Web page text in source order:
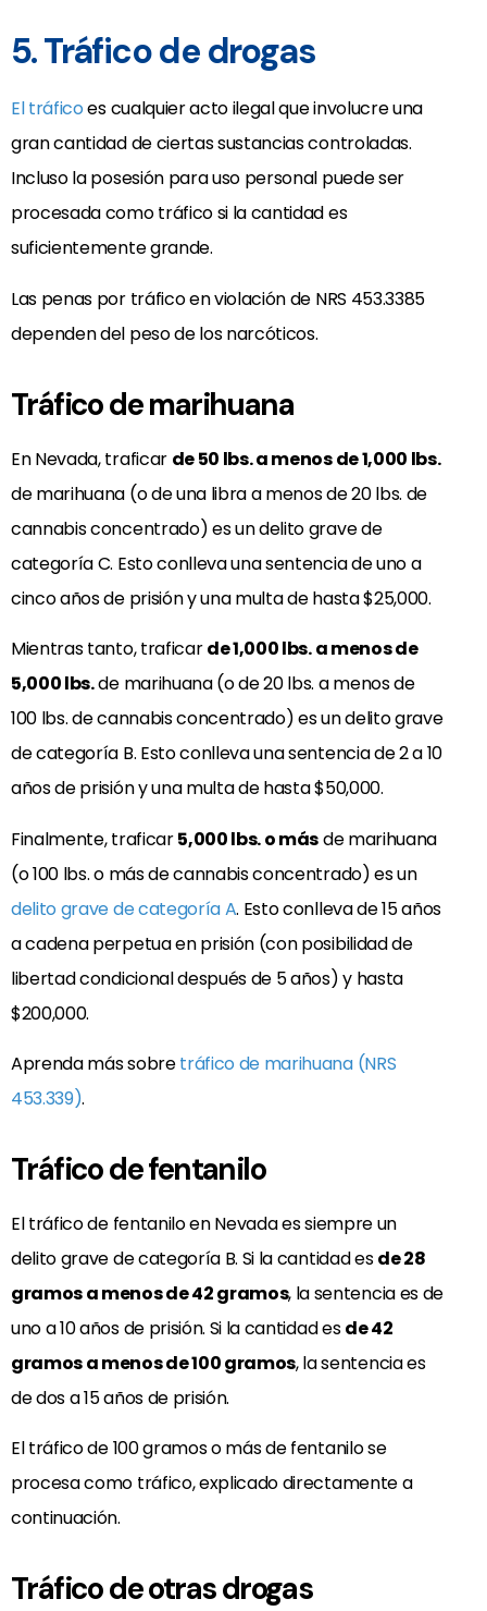
5. Tráfico de drogas
El tráficoes cualquier acto ilegal que involucre una
gran cantidad de ciertas sustancias controladas.
Incluso la posesión para uso personal puede ser
procesada como tráfico si la cantidad es
suficientemente grande.
Las penas por tráfico en violación de NRS 453.3385
dependen del peso de los narcóticos.
Tráfico de marihuana
En Nevada, traficar de 50 lbs. a menos de 1,000 lbs.
de marihuana (o de una libra a menos de 20 lbs. de
cannabis concentrado) es un delito grave de
categoría C. Esto conlleva una sentencia de uno a
cinco años de prisión y una multa de hasta $25,000.
Mientras tanto, traficarde 1,000 lbs. a menos de
5,000 lbs.de marihuana (o de 20 lbs. a menos de
100 lbs. de cannabis concentrado) es un delito grave
de categoría B. Esto conlleva una sentencia de 2 a 10
años de prisión y una multa de hasta $50,000.
Finalmente, traficar5,000 lbs. o másde marihuana
(o 100 lbs. o más de cannabis concentrado) es un
delito grave de categoría A. Esto conlleva de 15 años
a cadena perpetua en prisión (con posibilidad de
libertad condicional después de 5 años) y hasta
$200,000.
Aprenda más sobretráfico de marihuana (NRS
453.339).
Tráfico de fentanilo
El tráfico de fentanilo en Nevada es siempre un
delito grave de categoría B. Si la cantidad esde 28
gramos a menos de 42 gramos, la sentencia es de
uno a 10 años de prisión. Si la cantidad esde 42
gramos a menos de 100 gramos, la sentencia es
de dos a 15 años de prisión.
El tráfico de 100 gramos o más de fentanilo se
procesa como tráfico, explicado directamente a
continuación.
Tráfico de otras drogas